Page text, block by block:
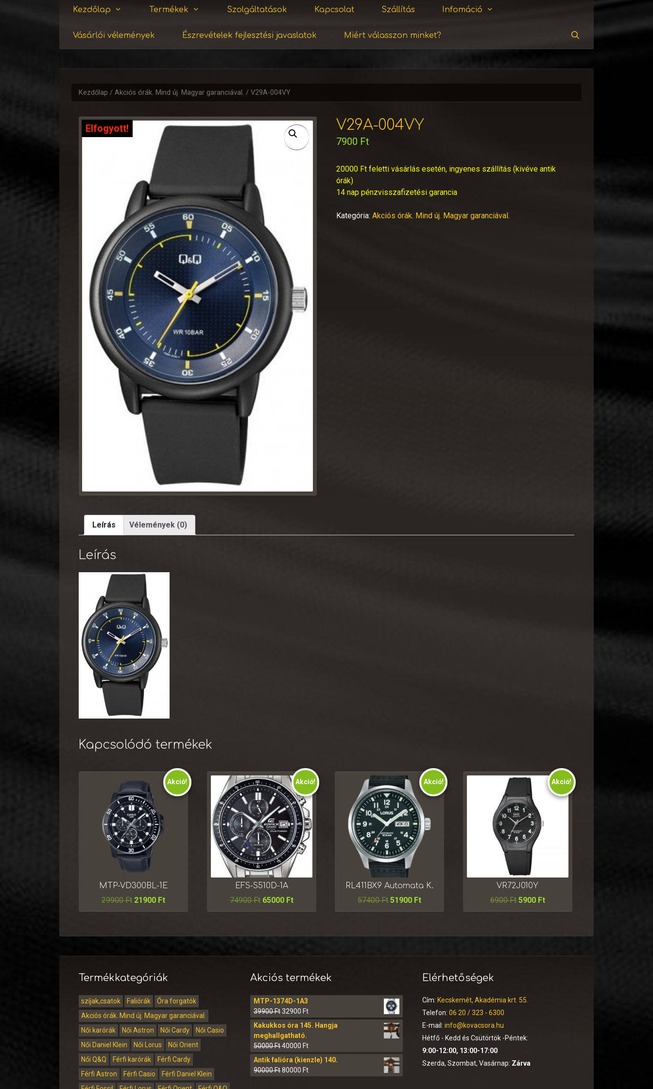
Kezdőlap Termékek Szolgáltatások Kapcsolat Szállítás Infomáció
Vásárlói vélemények Észrevételek fejlesztési javaslatok Miért válasszon minket? Keresés
Kezdőlap / Akciós órák. Mind új. Magyar garanciával. / V29A-004VY
Elfogyott! V29A-004VY
7900 Ft
20000 Ft feletti vásárlás esetén, ingyenes szállítás (kivéve antik
órák)
14 nap pénzvisszafizetési garancia
Kategória:Akciós órák. Mind új. Magyar garanciával.
Leírás Vélemények (0)
Leírás
Kapcsolódó termékek
Akció!
MTP-VD300BL-1E
29900Ft 21900 Ft
Akció!
EFS-S510D-1A
74900Ft 65000 Ft
Akció!
RL411BX9 Automata K.
57400Ft 51900 Ft
Akció!
VR72J010Y
6900Ft 5900 Ft
Termékkategóriák
szíjak,csatok Faliórák
Óra forgatók
Akciós órák. Mind új. Magyar garanciával.
Női karórák
Női Astron Női Cardy
Női Casio
Női Daniel Klein
Női Lorus
Női Orient
Női Q&Q
Férfi karórák
Férfi Cardy
Férfi Astron
Férfi Casio
Férfi Daniel Klein
Akciós termékek
MTP-1374D-1A3
39900Ft32900Ft
Kakukkos óra 145. Hangja
meghallgatható.
50000Ft40000Ft
Antik falióra (kienzle) 140.
90000Ft80000Ft
Elérhetőségek
Cím: Kecskemét, Akadémia krt. 55.
Telefon: 06 20 / 323 - 6300
E-mail: info@kovacsora.hu
Hétfő - Kedd és Csütörtök -Péntek:
9:00-12:00, 13:00-17:00
Szerda, Szombat, Vasárnap: Zárva